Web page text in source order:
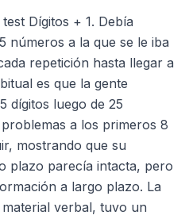
Dígitos + 1. Debía
números a la que se le iba
repetición hasta llegar a
es que la gente
dígitos luego de 25
a los primeros 8
mostrando que su
plazo parecía intacta, pero
a largo plazo. La
verbal, tuvo un